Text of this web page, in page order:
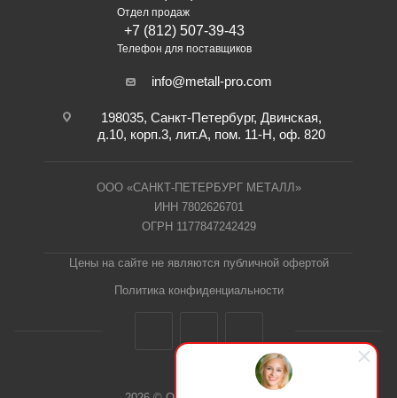
Отдел продаж
+7 (812) 507-39-43
Телефон для поставщиков
info@metall-pro.com
198035, Санкт-Петербург, Двинская,
д.10, корп.3, лит.А, пом. 11-Н, оф. 820
ООО «САНКТ-ПЕТЕРБУРГ МЕТАЛЛ»
ИНН 7802626701
ОГРН 1177847242429
Цены на сайте не являются публичной офертой
Политика конфиденциальности